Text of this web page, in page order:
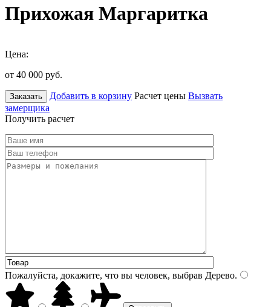
Прихожая Маргаритка
Цена:
от 40 000 руб.
Заказать Добавить в корзину Расчет цены Вызвать
замерщика
Получить расчет
Пожалуйста, докажите, что вы человек, выбрав Дерево.